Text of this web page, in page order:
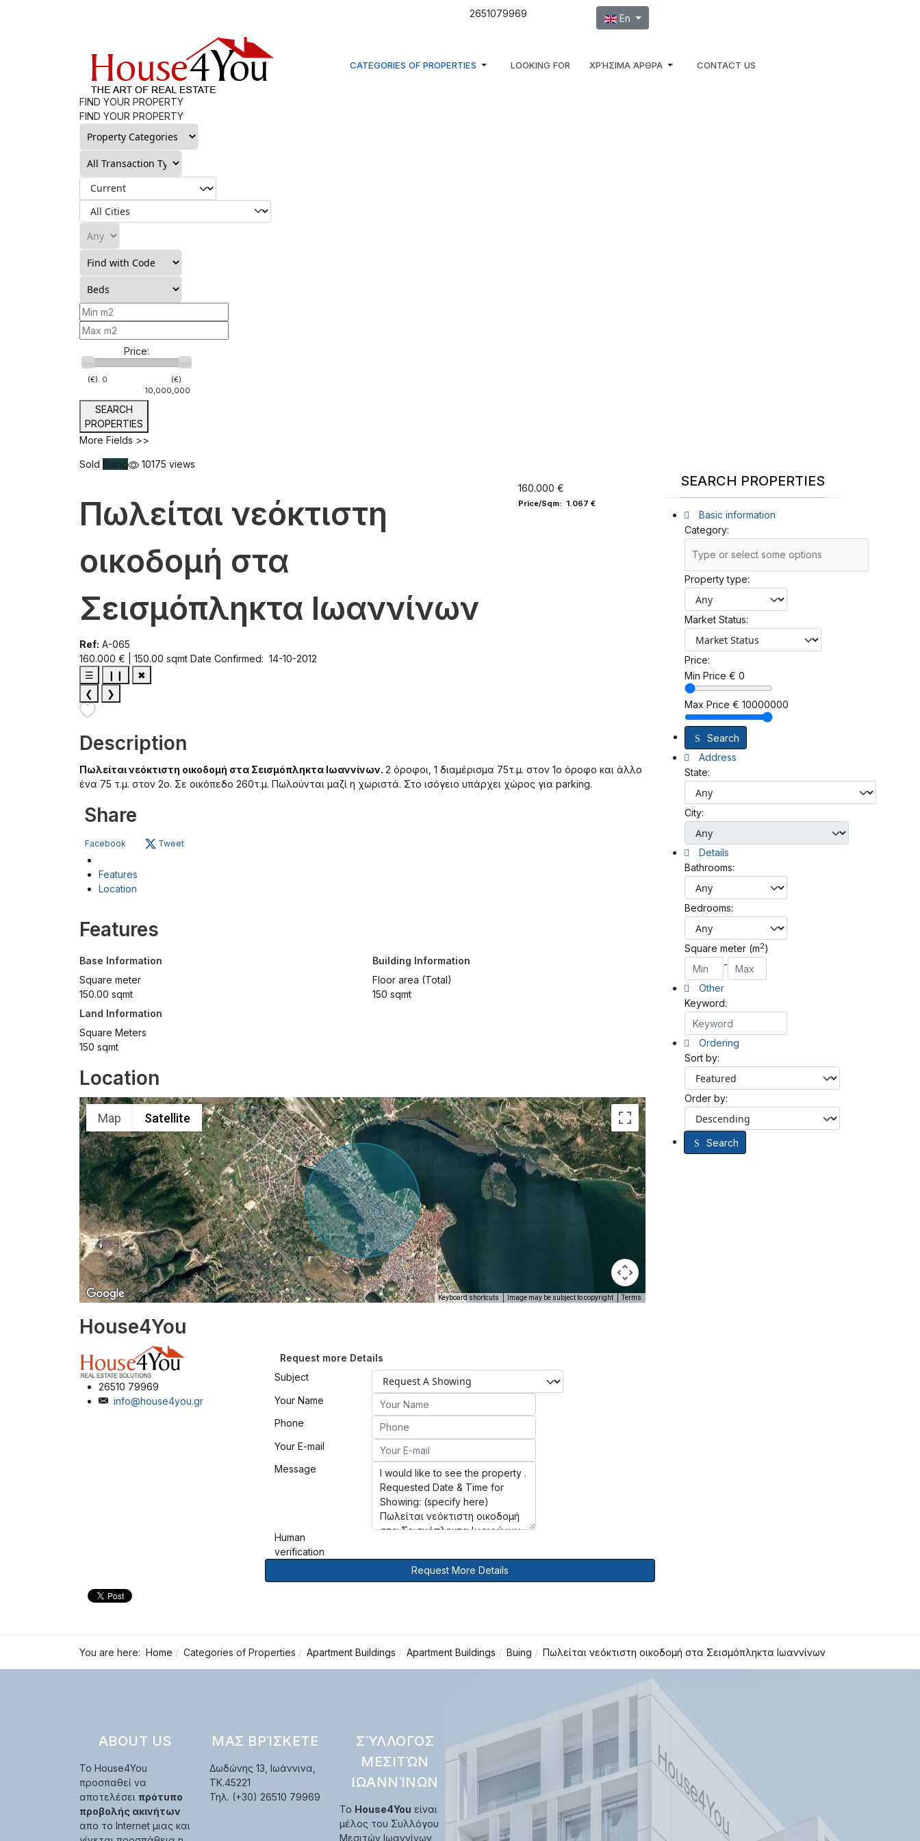
2651079969 Select your language
En
CATEGORIES OF PROPERTIES LOOKING FOR ΧΡΉΣΙΜΑ ΆΡΘΡΑ CONTACT US
FIND YOUR PROPERTY
FIND YOUR PROPERTY
Price:
(€). 0
(€).
10,000,000
SEARCH
PROPERTIES
More Fields >>
Sold Buing 10175 views
Πωλείται νεόκτιστη
οικοδομή στα
Σεισμόπληκτα Ιωαννίνων
Ref: A-065
160.000 € | 150.00 sqmt Date Confirmed: 14-10-2012
160.000 €
Price/Sqm: 1.067 €
☰ ❙❙
✖
❮
❯
Description
Πωλείται νεόκτιστη οικοδομή στα Σεισμόπληκτα Ιωαννίνων. 2 όροφοι, 1 διαμέρισμα 75τ.μ. στον 1ο όροφο και άλλο
ένα 75 τ.μ. στον 2ο. Σε οικόπεδο 260τ.μ. Πωλούνται μαζί η χωριστά. Στο ισόγειο υπάρχει χώρος για parking.
Share
Facebook Tweet
Features
Location
Features
Base Information
Square meter
150.00 sqmt
Building Information
Floor area (Total)
150 sqmt
Land Information
Square Meters
150 sqmt
Location
Map Satellite
Keyboard shortcuts Image may be subject to copyright Terms
House4You
26510 79969
info@house4you.gr
Request more Details
Subject
Your Name
Phone
Your E-mail
Message
Human
verification
Request More Details
SEARCH PROPERTIES
Basic information
Category:
Property type:
Market Status:
Price:
Min Price € 0
Max Price € 10000000
Search
Address
State:
City:
Details
Bathrooms:
Bedrooms:
Square meter (m2)
-
Other
Keyword:
Ordering
Sort by:
Order by:
Search
You are here: Home Categories of Properties Apartment Buildings Apartment Buildings Buing Πωλείται νεόκτιστη οικοδομή στα Σεισμόπληκτα Ιωαννίνων
ABOUT US
Το House4You
προσπαθεί να
αποτελέσει πρότυπο
προβολής ακινήτων
απο το Internet μιας και
ΜΑΣ ΒΡΊΣΚΕΤΕ
Δωδώνης 13, Ιωάννινα,
TK.45221
Τηλ. (+30) 26510 79969
ΣΎΛΛΟΓΟΣ
ΜΕΣΙΤΏΝ
ΙΩΑΝΝΊΝΩΝ
Το House4You είναι
μέλος του Συλλόγου
Μεσιτών Ιωαννίνων